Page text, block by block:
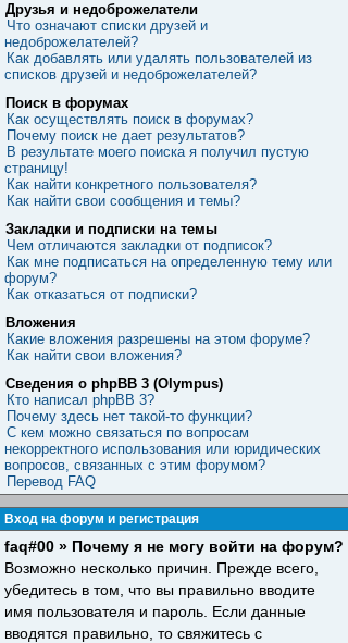
Друзья и недоброжелатели
Что означают списки друзей и
недоброжелателей?
Как добавлять или удалять пользователей из
списков друзей и недоброжелателей?
Поиск в форумах
Как осуществлять поиск в форумах?
Почему поиск не дает результатов?
В результате моего поиска я получил пустую
страницу!
Как найти конкретного пользователя?
Как найти свои сообщения и темы?
Закладки и подписки на темы
Чем отличаются закладки от подписок?
Как мне подписаться на определенную тему или
форум?
Как отказаться от подписки?
Вложения
Какие вложения разрешены на этом форуме?
Как найти свои вложения?
Сведения о phpBB 3 (Olympus)
Кто написал phpBB 3?
Почему здесь нет такой-то функции?
С кем можно связаться по вопросам
некорректного использования или юридических
вопросов, связанных с этим форумом?
Перевод FAQ
Вход на форум и регистрация
faq#00 » Почему я не могу войти на форум?
Возможно несколько причин. Прежде всего,
убедитесь в том, что вы правильно вводите
имя пользователя и пароль. Если данные
вводятся правильно, то свяжитесь с